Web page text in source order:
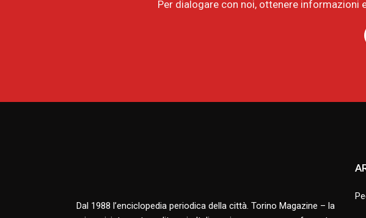
Per dialogare con noi, ottenere informazioni
Dal 1988 l’enciclopedia periodica della città. Torino Magazine – la